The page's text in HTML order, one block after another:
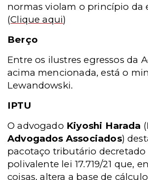
normas violam o princípio da
(Clique aqui)
Berço
Entre os ilustres egressos da
acima mencionada, está o
Lewandowski.
IPTU
O advogado Kiyoshi Harada (
Advogados Associados)
pacotaço tributário decretado
polivalente lei 17.719/21 que,
coisas, altera a base de